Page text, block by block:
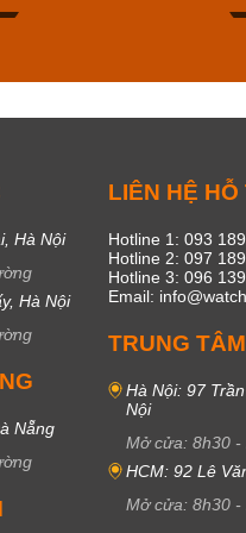
Hà Nội
Hà Nội
Nẵng
LIÊN HỆ HỖ
Hotline 1: 093
Hotline 2: 097
Hotline 3: 096
Email:
TRUNG
Hà Nội: 97
Nội
Mở cửa: 8h30 -
HCM: 92 Lê
Mở cửa: 8h30 -